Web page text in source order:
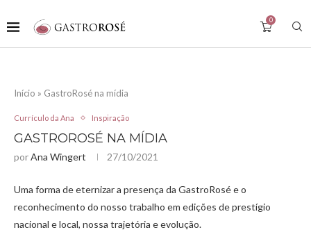
0
Início » GastroRosé na mídia
Currículo da Ana Inspiração
GASTROROSÉ NA MÍDIA
porAna Wingert 27/10/2021
Uma forma de eternizar a presença da GastroRosé e o
reconhecimento do nosso trabalho em edições de prestígio
nacional e local, nossa trajetória e evolução.